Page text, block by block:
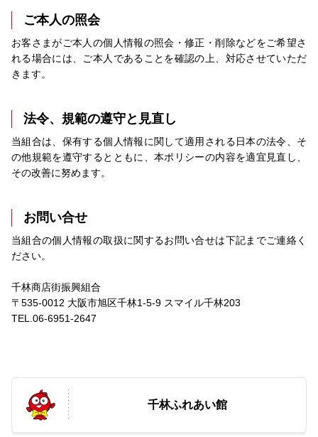
ご本人の照会
お客さまがご本人の個人情報の照会・修正・削除などをご希望さ
れる場合には、ご本人であることを確認の上、対応させていただ
きます。
法令、規範の遵守と見直し
当組合は、保有する個人情報に関して適用される日本の法令、そ
の他規範を遵守するとともに、本ポリシーの内容を適宜見直し、
その改善に努めます。
お問い合せ
当組合の個人情報の取扱に関するお問い合せは下記までご連絡く
ださい。
千林商店街振興組合
〒535-0012 大阪市旭区千林1-5-9 スマイル千林203
TEL.06-6951-2647
千林ふれあい館